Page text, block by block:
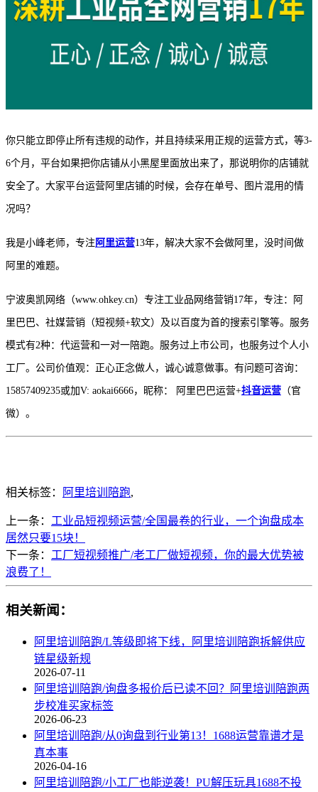
你只能立即停止所有违规的动作，并且持续采用正规的运营方式，等3-
6个月，平台如果把你店铺从小黑屋里面放出来了，那说明你的店铺就
安全了。大家平台运营阿里店铺的时候，会存在单号、图片混用的情
况吗？
我是小峰老师，专注阿里运营13年，解决大家不会做阿里，没时间做
阿里的难题。
宁波奥凯网络（www.ohkey.cn）专注工业品网络营销17年，专注：阿
里巴巴、社媒营销（短视频+软文）及以百度为首的搜索引擎等。服务
模式有2种：代运营和一对一陪跑。服务过上市公司，也服务过个人小
工厂。公司价值观：正心正念做人，诚心诚意做事。有问题可咨询：
15857409235或加V: aokai6666，昵称： 阿里巴巴运营+抖音运营 （官
微）。
相关标签： 阿里培训陪跑,
上一条： 工业品短视频运营/全国最卷的行业，一个询盘成本
居然只要15块！
下一条： 工厂短视频推广/老工厂做短视频，你的最大优势被
浪费了！
相关新闻：
阿里培训陪跑/L等级即将下线，阿里培训陪跑拆解供应
链星级新规
2026-07-11
阿里培训陪跑/询盘多报价后已读不回？阿里培训陪跑两
步校准买家标签
2026-06-23
阿里培训陪跑/从0询盘到行业第13！1688运营靠谱才是
真本事
2026-04-16
阿里培训陪跑/小工厂也能逆袭！PU解压玩具1688不投